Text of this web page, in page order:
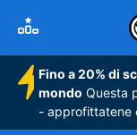
Fino a 20% di
mondo Questa
- approfittatene